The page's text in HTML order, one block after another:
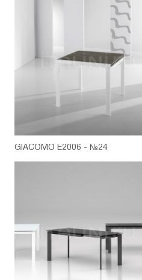
GIACOMO E2006 - №24